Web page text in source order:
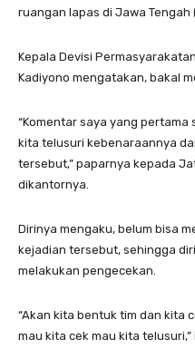
ruangan lapas di Jawa Tengah
Kepala Devisi
Kadiyono mengatakan, bakal
“Komentar saya yang
kita telusuri kebenaraannya
tersebut,” paparnya kepada
dikantornya.
Dirinya mengaku, belum bisa
kejadian tersebut, sehingga
melakukan pengecekan.
“Akan kita bentuk tim dan kita
mau kita cek mau kita